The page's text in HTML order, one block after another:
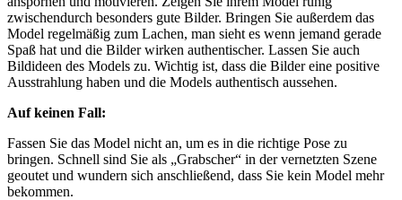
zwischendurch besonders gute Bilder. Bringen Sie außerdem das
Model regelmäßig zum Lachen, man sieht es wenn jemand gerade
Spaß hat und die Bilder wirken authentischer. Lassen Sie auch
Bildideen des Models zu. Wichtig ist, dass die Bilder eine positive
Ausstrahlung haben und die Models authentisch aussehen.
Auf keinen Fall:
Fassen Sie das Model nicht an, um es in die richtige Pose zu
bringen. Schnell sind Sie als „Grabscher“ in der vernetzten Szene
geoutet und wundern sich anschließend, dass Sie kein Model mehr
bekommen.